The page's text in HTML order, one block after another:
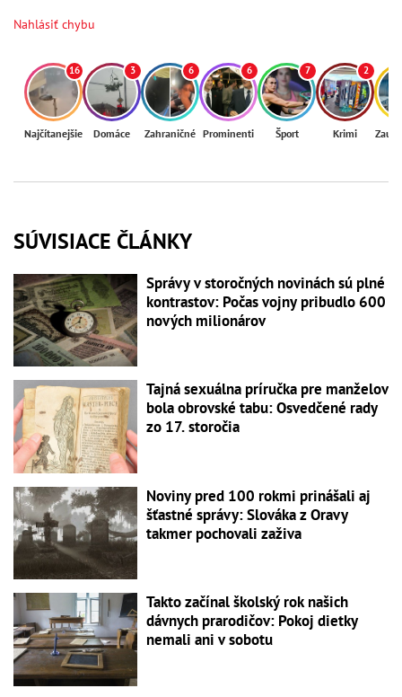
Nahlásiť chybu
16
Najčítanejšie
3
Domáce
6
Zahraničné
6
Prominenti
7
Šport
2
Krimi
SÚVISIACE ČLÁNKY
Správy v storočných novinách sú plné
kontrastov: Počas vojny pribudlo 600
nových milionárov
Tajná sexuálna príručka pre manželov
bola obrovské tabu: Osvedčené rady
zo 17. storočia
Noviny pred 100 rokmi prinášali aj
šťastné správy: Slováka z Oravy
takmer pochovali zaživa
Takto začínal školský rok našich
dávnych prarodičov: Pokoj dietky
nemali ani v sobotu